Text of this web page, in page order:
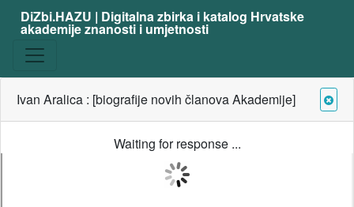
DiZbi.HAZU | Digitalna zbirka i katalog Hrvatske
akademije znanosti i umjetnosti
Ivan Aralica : [biografije novih članova Akademije]
Waiting for response ...